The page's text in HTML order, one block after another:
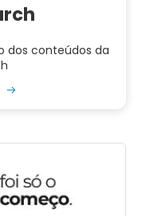
dos conteúdos da